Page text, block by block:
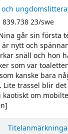
och
839.738 23/swe
går sin första
är nytt och
snäll och hon
som var
kanske bara
Lite trassel blir
om